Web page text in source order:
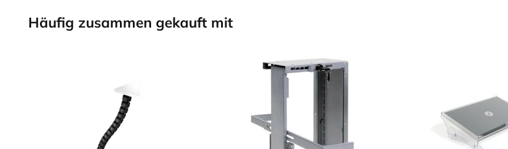
Häufig zusammen gekauft mit